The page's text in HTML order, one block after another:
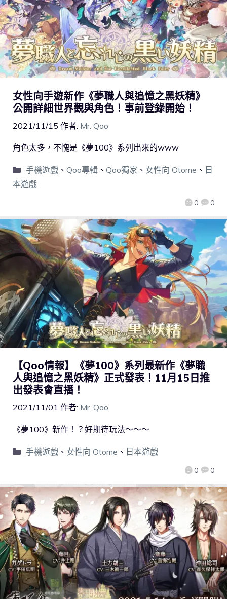
女性向手遊新作《夢職人與追憶之黑妖精》
公開詳細世界觀與角色！事前登錄開始！
2021/11/15 作者: Mr. Qoo
0 0
角色太多，不愧是《夢100》系列出來的www
手機遊戲、 Qoo專輯、 Qoo獨家 、 女性向 Otome 、 日
本遊戲
【Qoo情報】《夢100》系列最新作《夢職
人與追憶之黑妖精》正式發表！11月15日推
出發表會直播！
2021/11/01 作者: Mr. Qoo
0 0
《夢100》新作！？好期待玩法～～～
手機遊戲、 女性向 Otome 、 日本遊戲